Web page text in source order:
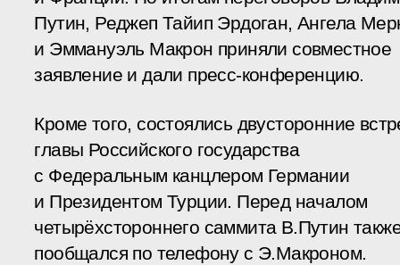
Путин, Реджеп Тайип Эрдоган, Ангела
и Эммануэль Макрон приняли совместное
заявление и дали пресс-конференцию.
Кроме того, состоялись двусторонние
главы Российского государства
с Федеральным канцлером Германии
и Президентом Турции. Перед началом
четырёхстороннего саммита В.Путин
пообщался по телефону с Э.Макроном.